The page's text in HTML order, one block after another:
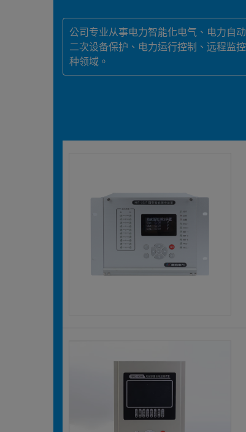
公司专业从事电力智能化电气、电力自
二次设备保护、电力运行控制、远程监
种领域。